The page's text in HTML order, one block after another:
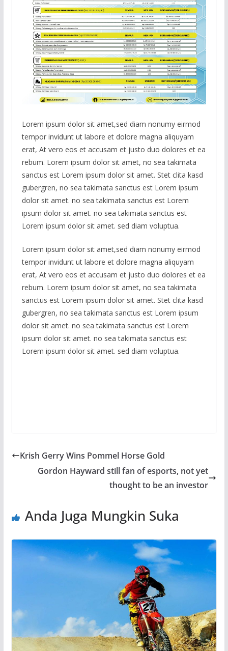
Lorem ipsum dolor sit amet,sed diam nonumy eirmod
tempor invidunt ut labore et dolore magna aliquyam
erat, At vero eos et accusam et justo duo dolores et ea
rebum. Lorem ipsum dolor sit amet, no sea takimata
sanctus est Lorem ipsum dolor sit amet. Stet clita kasd
gubergren, no sea takimata sanctus est Lorem ipsum
dolor sit amet. no sea takimata sanctus est Lorem
ipsum dolor sit amet. no sea takimata sanctus est
Lorem ipsum dolor sit amet. sed diam voluptua.
Lorem ipsum dolor sit amet,sed diam nonumy eirmod
tempor invidunt ut labore et dolore magna aliquyam
erat, At vero eos et accusam et justo duo dolores et ea
rebum. Lorem ipsum dolor sit amet, no sea takimata
sanctus est Lorem ipsum dolor sit amet. Stet clita kasd
gubergren, no sea takimata sanctus est Lorem ipsum
dolor sit amet. no sea takimata sanctus est Lorem
ipsum dolor sit amet. no sea takimata sanctus est
Lorem ipsum dolor sit amet. sed diam voluptua.
Krish Gerry Wins Pommel Horse Gold
Gordon Hayward still fan of esports, not yet
thought to be an investor
Anda Juga Mungkin Suka